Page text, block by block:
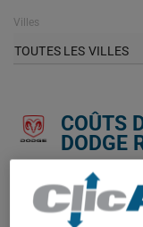
Villes
TOUTES LES VILLES
COÛTS
DODGE
Nous n'avons pas
d'assurance auto